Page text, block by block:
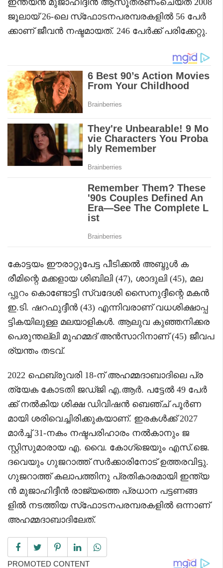
ജൂലായ് 26-ലെ സ്‌ഫോടനപരമ്പരകളിൽ 56 പേർ
ക്കാണ് ജീവൻ നഷ്ടമായത്. 246 പേർക്ക് പരിക്കേറ്റു.
കോട്ടയം ഈരാറ്റുപേട്ട പീടിക്കൽ അബ്ദുൾ ക
രീമിന്റെ മക്കളായ ശിബിലി (47), ശാദുലി (45), മല
പ്പുറം കൊണ്ടോട്ടി സ്വദേശി സൈനുദ്ദീന്റെ മകൻ
ഇ.ടി. ഷറഫുദ്ദീൻ (43) എന്നിവരാണ് വധശിക്ഷാപ്പ
ട്ടികയിലുള്ള മലയാളികൾ. ആലുവ കുഞ്ഞനിക്കര
പെരുന്തല്ലി മുഹമ്മദ് അൻസാറിനാണ് (45) ജീവപ
ര്യന്തം തടവ്.
2022 ഫെബ്രുവരി 18-ന് അഹമ്മദാബാദിലെ പ്ര
ത്യേക കോടതി ജഡ്ജി എ.ആർ. പട്ടേൽ 49 പേർ
ക്ക് നൽകിയ ശിക്ഷ ഡിവിഷൻ ബെഞ്ച് പൂർണ
മായി ശരിവെച്ചിരിക്കുകയാണ്. ഇരകൾക്ക് 2027
മാർച്ച് 31-നകം നഷ്ടപരിഹാരം നൽകാനും ജ
സ്റ്റിസുമാരായ എ. വൈ. കോഗ്‌ജെയും എസ്.ജെ.
ദവെയും ഗുജറാത്ത് സർക്കാരിനോട് ഉത്തരവിട്ടു.
ഗുജറാത്ത് കലാപത്തിനു പ്രതികാരമായി ഇന്ത്യ
ൻ മുജാഹിദ്ദീൻ രാജ്യത്തെ പ്രധാന പട്ടണങ്ങ
ളിൽ നടത്തിയ സ്‌ഫോടനപരമ്പരകളിൽ ഒന്നാണ്
അഹമ്മദാബാദിലേത്.